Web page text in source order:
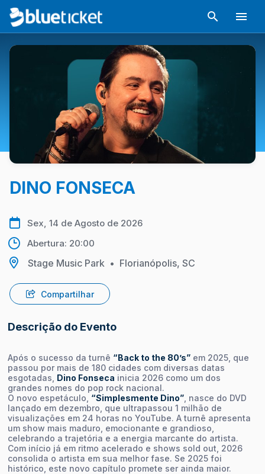
DINO FONSECA
Sex, 14 de Agosto de 2026
Abertura: 20:00
Stage Music Park • Florianópolis, SC
Compartilhar
Descrição do Evento
Após o sucesso da turnê “Back to the 80’s” em 2025, que
passou por mais de 180 cidades com diversas datas
esgotadas, Dino Fonseca inicia 2026 como um dos
grandes nomes do pop rock nacional.
O novo espetáculo, “Simplesmente Dino” , nasce do DVD
lançado em dezembro, que ultrapassou 1 milhão de
visualizações em 24 horas no YouTube. A turnê apresenta
um show mais maduro, emocionante e grandioso,
celebrando a trajetória e a energia marcante do artista.
Com início já em ritmo acelerado e shows sold out, 2026
consolida o artista em sua melhor fase. Se 2025 foi
histórico, este novo capítulo promete ser ainda maior.